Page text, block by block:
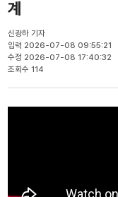
계
신광하 기자
입력 2026-07-08 09:55:21
수정 2026-07-08 17:40:32
조회수 114